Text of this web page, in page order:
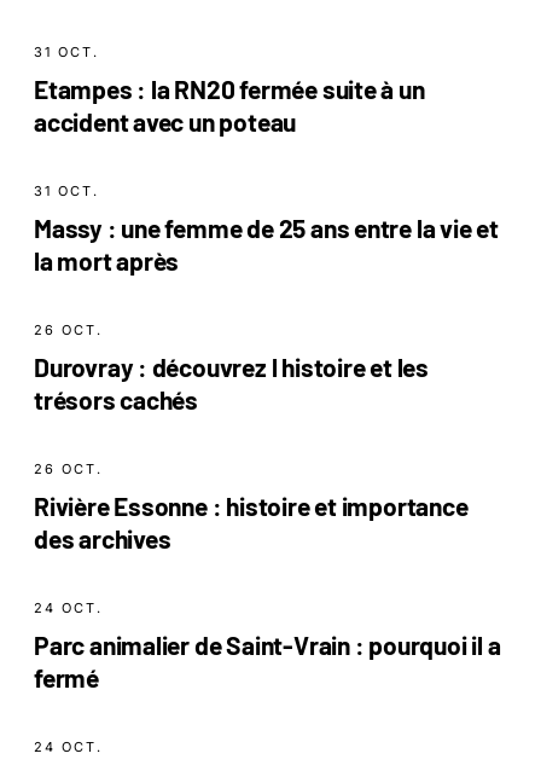
31 OCT.
Etampes : la RN20 fermée suite à un
accident avec un poteau
31 OCT.
Massy : une femme de 25 ans entre la vie et
la mort après
26 OCT.
Durovray : découvrez l histoire et les
trésors cachés
26 OCT.
Rivière Essonne : histoire et importance
des archives
24 OCT.
Parc animalier de Saint-Vrain : pourquoi il a
fermé
24 OCT.